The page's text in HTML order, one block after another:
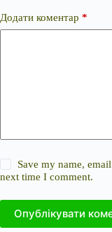
Додати коментар *
Save my name,
next time I comment.
Опублікувати